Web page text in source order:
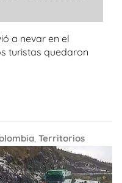
a nevar en el
turistas quedaron
, Territorios